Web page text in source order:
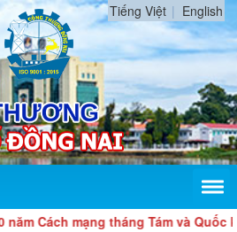
Tiếng Việt English
tháng Tám và Quốc khánh 2/9